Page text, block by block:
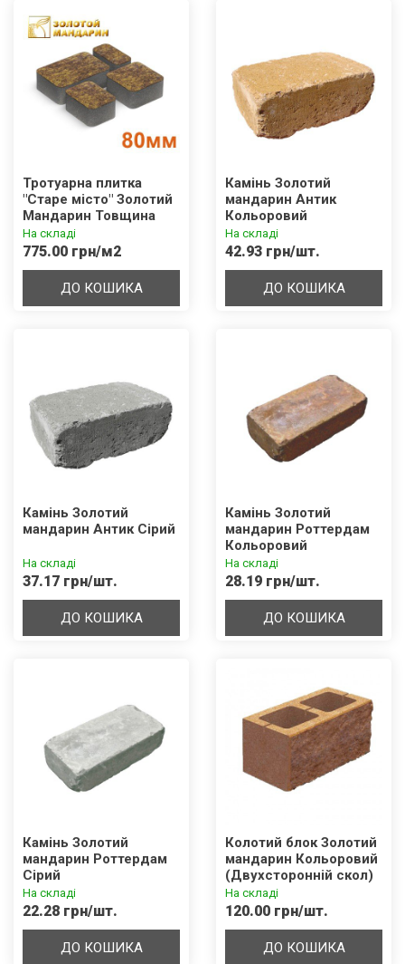
Тротуарна плитка
"Старе місто" Золотий
Мандарин Товщина
80мм
На складі
775.00 грн/м2
ДО КОШИКА
Камінь Золотий
мандарин Антик
Кольоровий
На складі
42.93 грн/шт.
ДО КОШИКА
Камінь Золотий
мандарин Антик Сірий
На складі
37.17 грн/шт.
ДО КОШИКА
Камінь Золотий
мандарин Роттердам
Кольоровий
На складі
28.19 грн/шт.
ДО КОШИКА
Камінь Золотий
мандарин Роттердам
Сірий
На складі
22.28 грн/шт.
ДО КОШИКА
Колотий блок Золотий
мандарин Кольоровий
(Двухсторонній скол)
(400х200х200)
На складі
120.00 грн/шт.
ДО КОШИКА